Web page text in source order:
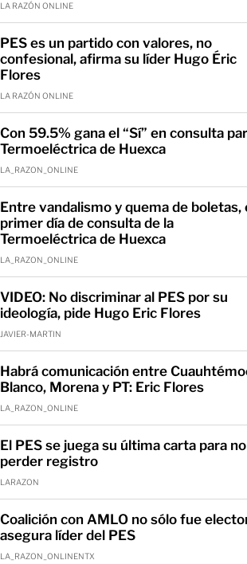
LA RAZÓN ONLINE
PES es un partido con valores, no
confesional, afirma su líder Hugo Éric
Flores
LA RAZÓN ONLINE
Con 59.5% gana el “Sí” en consulta
Termoeléctrica de Huexca
LA_RAZON_ONLINE
Entre vandalismo y quema de boletas,
primer día de consulta de la
Termoeléctrica de Huexca
LA_RAZON_ONLINE
VIDEO: No discriminar al PES por su
ideología, pide Hugo Eric Flores
JAVIER-MARTIN
Habrá comunicación entre
Blanco, Morena y PT: Eric Flores
LA_RAZON_ONLINE
El PES se juega su última carta para no
perder registro
LARAZON
Coalición con AMLO no sólo fue
asegura líder del PES
LA_RAZON_ONLINENTX